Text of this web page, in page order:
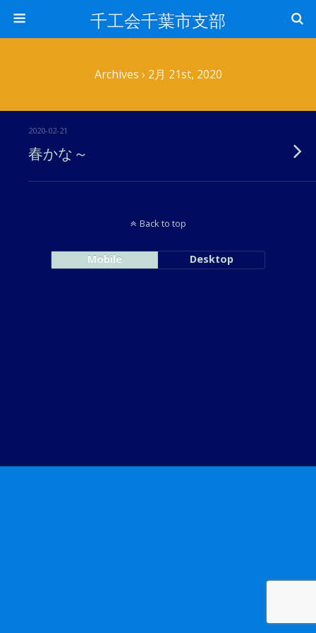
千工会千葉市支部
Archives › 2月 21st, 2020
2020-02-21
春かな～
Back to top
Mobile Desktop